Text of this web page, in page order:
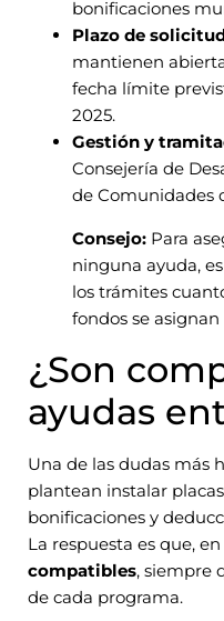
bonificaciones
Plazo de
mantienen
fecha límite
2025.
Gestión y
Consejería de
de Comunidades
Consejo: Para
ninguna ayuda,
los trámites
fondos se
¿Son
ayudas
Una de las dudas más
plantean instalar
bonificaciones y
La respuesta es que,
compatibles, siempre
de cada programa.